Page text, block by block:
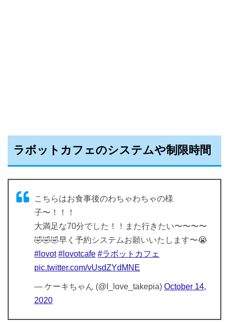
ラボットカフェのシステムや制限時間
こちらはお食事後のわちゃわちゃの様
子〜！！！
大満足な70分でした！！また行きたい〜〜〜〜
🤣🤣🤣早く予約システムお願いいたします〜😭
#lovot #lovotcafe #ラボットカフェ
pic.twitter.com/vUsdZYdMNE
— ケーキちゃん (@I_love_takepia) October 14,
2020